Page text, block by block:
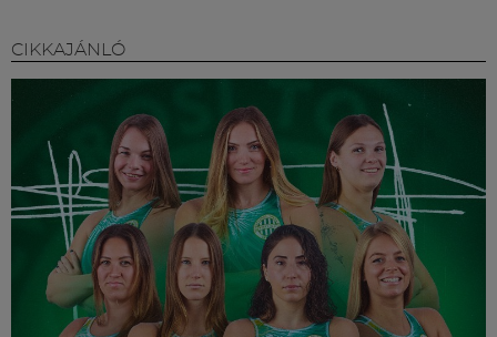
CIKKAJÁNLÓ